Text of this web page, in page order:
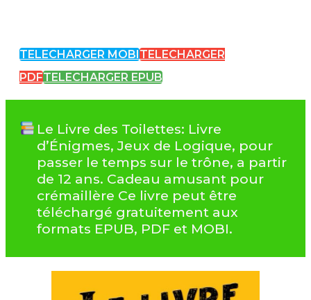
TELECHARGER MOBI TELECHARGER
PDFTELECHARGER EPUB
Le Livre des Toilettes: Livre
d’Énigmes, Jeux de Logique, pour
passer le temps sur le trône, a partir
de 12 ans. Cadeau amusant pour
crémaillère Ce livre peut être
téléchargé gratuitement aux
formats EPUB, PDF et MOBI.